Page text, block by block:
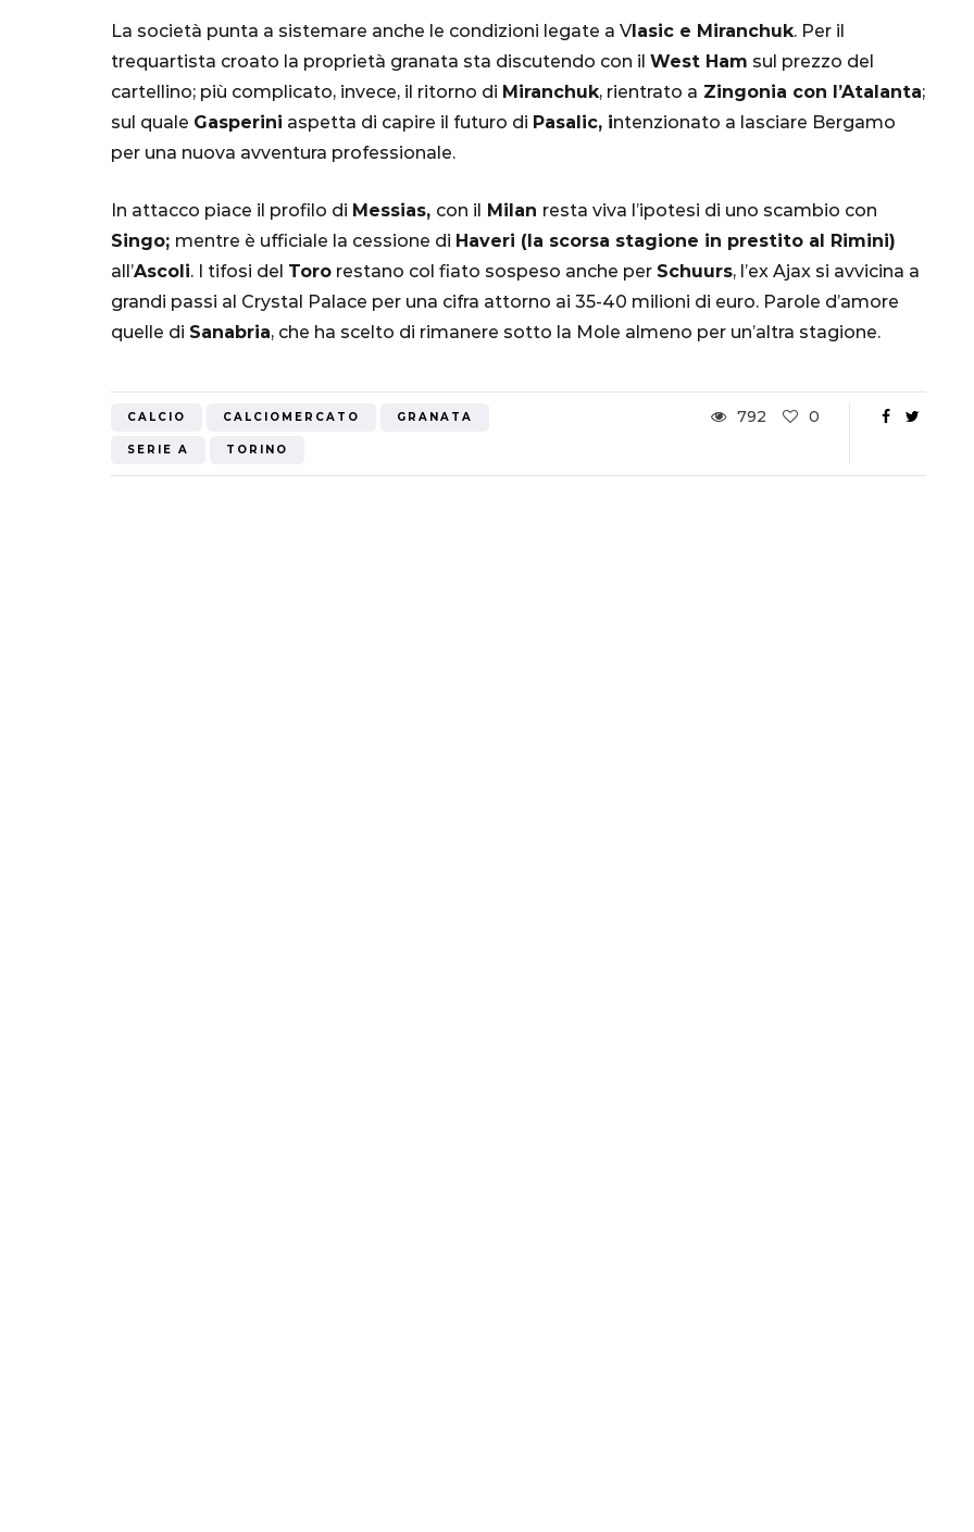
La società punta a sistemare anche le condizioni legate a Vlasic e Miranchuk. Per il
trequartista croato la proprietà granata sta discutendo con il West Ham sul prezzo del
cartellino; più complicato, invece, il ritorno di Miranchuk, rientrato a Zingonia con l’Atalanta;
sul quale Gasperini aspetta di capire il futuro di Pasalic, intenzionato a lasciare Bergamo
per una nuova avventura professionale.
In attacco piace il profilo di Messias, con il Milan resta viva l’ipotesi di uno scambio con
Singo; mentre è ufficiale la cessione di Haveri (la scorsa stagione in prestito al Rimini)
all’Ascoli. I tifosi del Toro restano col fiato sospeso anche per Schuurs, l’ex Ajax si avvicina a
grandi passi al Crystal Palace per una cifra attorno ai 35-40 milioni di euro. Parole d’amore
quelle di Sanabria, che ha scelto di rimanere sotto la Mole almeno per un’altra stagione.
CALCIO CALCIOMERCATO GRANATA
SERIE A TORINO
792 0
SERIE A
parla l'agente:
"Bayern? Pensa
all'Inter e al
Mondiale"
CALCIO MONDIALE
Qatar 2022, Brasile
già qualificato agli
Ottavi di Finale